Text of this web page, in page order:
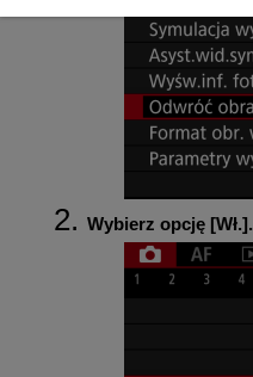
Wybierz opcję [Wł.].